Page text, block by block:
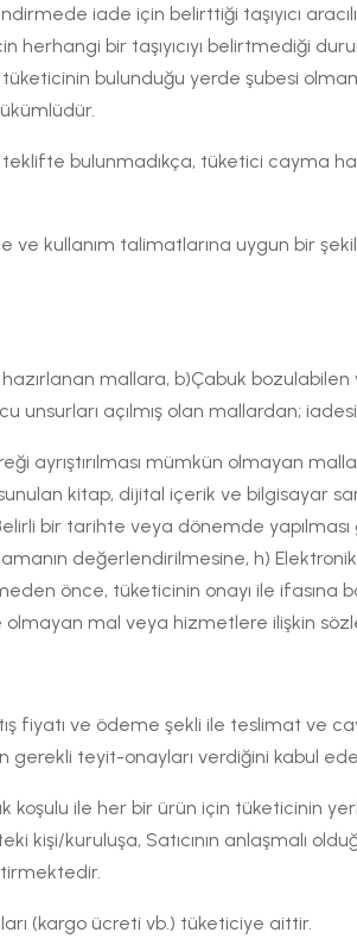
iade için belirttiği taşıyıcı
herhangi bir taşıyıcıyı belirtmediği
bulunduğu yerde şubesi
bulunmadıkça, tüketici cayma
ve kullanım talimatlarına uygun bir
mallara, b)Çabuk
açılmış olan mallardan;
ayrıştırılması mümkün olmayan
kitap, dijital içerik ve bilgisayar
bir tarihte veya dönemde
değerlendirilmesine, h)
önce, tüketicinin onayı ile
olmayan mal veya hizmetlere ilişkin
ve ödeme şekli ile teslimat ve
gerekli teyit-onayları verdiğini kabul
koşulu ile her bir ürün için tüketicinin
kuruluşa, Satıcının anlaşmalı
(kargo ücreti vb.) tüketiciye aittir.